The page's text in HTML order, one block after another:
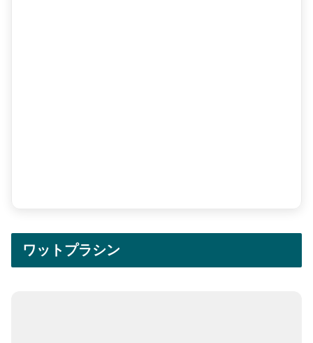
ワットプラシン